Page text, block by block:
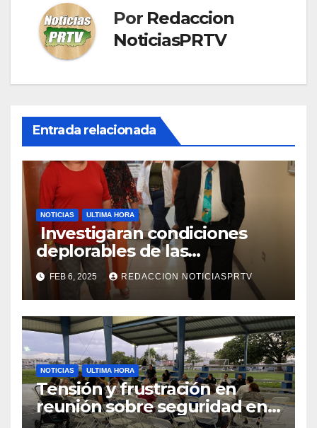
Por Redaccion
NoticiasPRTV
Entrada relacionada
NOTICIAS ULTIMA HORA
Investigaran condiciones
deplorables de las
facilidades el Departamento
de la Salud en Mayagüez
FEB 6, 2025 REDACCION NOTICIASPRTV
NOTICIAS ULTIMA HORA
Tensión y frustración en
reunión sobre seguridad en